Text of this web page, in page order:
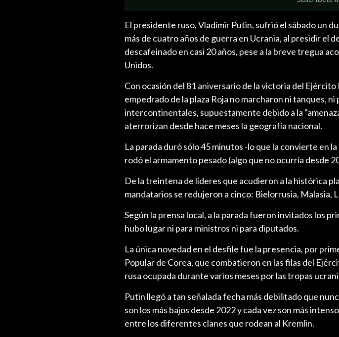
El presidente ruso, Vladímir Putin, sufrió el sábado un
más de cuatro años de guerra en Ucrania, al presidir el
descafeinado en casi 20 años, pese a la breve tregua
Unidos.
Con ocasión del 81 aniversario de la victoria del Ejército
empedrado de la plaza Roja no marcharon ni tanques, ni
intercontinentales, supuestamente debido a la
aterrorizan desde hace meses la geografía nacional.
La parada duró sólo 45 minutos -lo que la convierte en
rodó el armamento pesado (algo que no ocurría desde
De la treintena de líderes que acudieron a la histórica
mandatarios se redujeron a cinco: Bielorrusia, Malasia,
Según la prensa local, a la parada fueron invitados los
hubo lugar ni para ministros ni para diputados.
La única novedad en el desfile fue la presencia, por
Popular de Corea, que combatieron en las filas del
rusa ocupada durante varios meses por las tropas
Putin llegó a tan señalada fecha más debilitado que
son los más bajos desde 2022 y cada vez son más
entre los diferentes clanes que rodean al Kremlin.